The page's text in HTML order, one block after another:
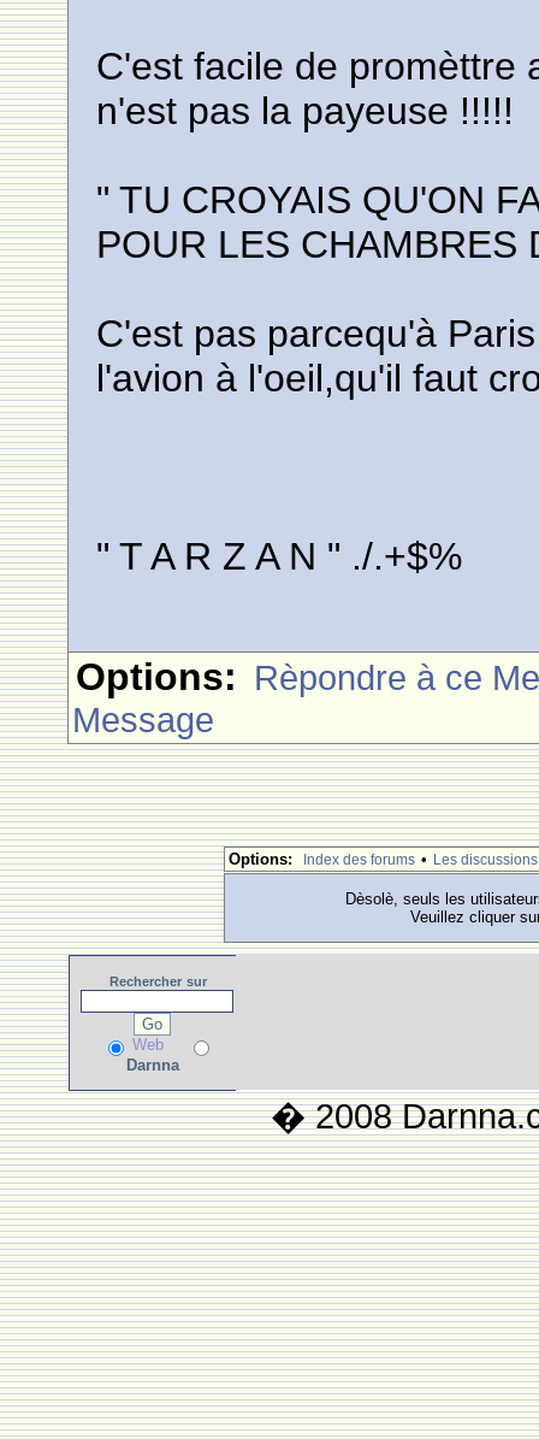
C'est facile de promèttre
n'est pas la payeuse !!!!!
" TU CROYAIS QU'ON
POUR LES CHAMBRES
C'est pas parcequ'à
l'avion à l'oeil,qu'il faut
" T A R Z A N " ./.+$%
Options: Rèpondre à ce
Message
Options: Index des forums • Les discussions
Dèsolè, seuls les
Veuillez cliquer
Rechercher sur
Web
Darnna
� 2008